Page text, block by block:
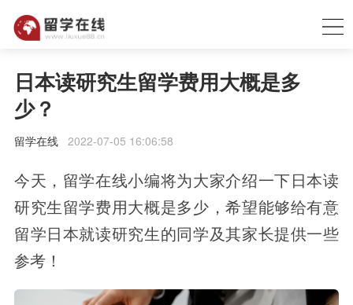
日本读研究生留学费用大概是多
少？
留学在线2022-07-05 16:06:58
今天，留学在线小编将为大家介绍一下日本读
研究生留学费用大概是多少，希望能够给有意
留学日本就读研究生的同学及其家长提供一些
参考！